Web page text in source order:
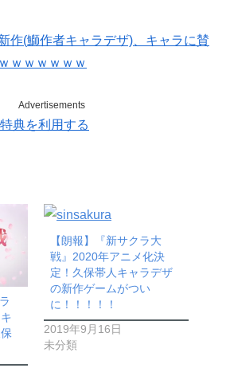
作(鰤作者キャラデザ)、キャラに賛
ｗｗｗｗｗｗ
Advertisements
典を利用する
【朗報】『新サクラ大
戦』2020年アニメ化決
定！久保帯人キャラデザ
の新作ゲームがつい
に！！！！！
2019年9月16日
未分類